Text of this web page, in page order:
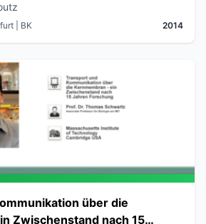
| BK 2014
über die
Zwischenstand nach 15